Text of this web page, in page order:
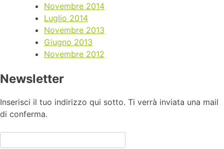
Novembre 2014
Luglio 2014
Novembre 2013
Giugno 2013
Novembre 2012
Newsletter
Inserisci il tuo indirizzo qui sotto. Ti verrà inviata una mail
di conferma.